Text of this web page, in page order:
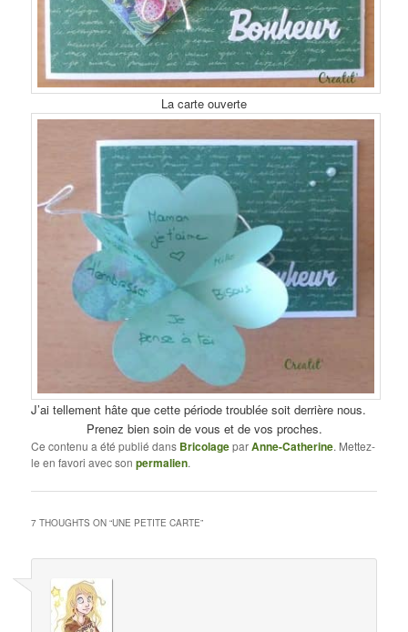
La carte ouverte
J’ai tellement hâte que cette période troublée soit derrière nous.
Prenez bien soin de vous et de vos proches.
Ce contenu a été publié dans BricolageparAnne-Catherine. Mettez-
le en favori avec sonpermalien.
7 THOUGHTS ON “UNE PETITE CARTE”